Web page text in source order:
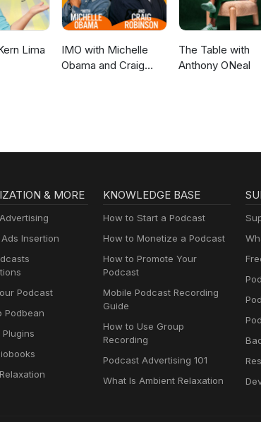
Lima
IMO with Michelle
Obama and Craig
The Table with
Anthony ONeal
& MORE
Insertion
Podcast
Podbean
Plugins
KNOWLEDGE BASE
How to Start a Podcast
How to Monetize a Podcast
How to Promote Your
Podcast
Mobile Podcast Recording
Guide
How to Use Group
Recording
Podcast Advertising 101
What Is Ambient Relaxation